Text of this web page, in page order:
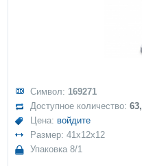
Символ: 169271
Доступное количество:63,
Цена: войдите
Размер: 41x12x12
Упаковка 8/1